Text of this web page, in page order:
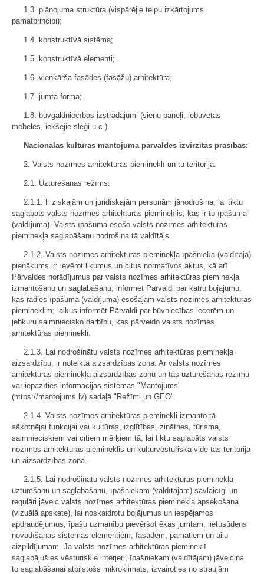
1.3. plānojuma struktūra (vispārējie telpu izkārtojums
pamatprincipi);
1.4. konstruktīvā sistēma;
1.5. konstruktīvā elementi;
1.6. vienkārša fasādes (fasāžu) arhitektūra;
1.7. jumta forma;
1.8. būvgaldniecības izstrādājumi (sienu paneļi, iebūvētās
mēbeles, iekšējie slēģi u.c.).
Nacionālās kultūras mantojuma pārvaldes izvirzītās prasības:
2. Valsts nozīmes arhitektūras piemineklī un tā teritorijā:
2.1. Uzturēšanas režīms:
2.1.1. Fiziskajām un juridiskajām personām jānodrošina, lai tiktu
saglabāts valsts nozīmes arhitektūras piemineklis, kas ir to īpašumā
(valdījumā). Valsts īpašumā esošo valsts nozīmes arhitektūras
pieminekļa saglabāšanu nodrošina tā valdītājs.
2.1.2. Valsts nozīmes arhitektūras pieminekļa īpašnieka (valdītāja)
pienākums ir: ievērot likumus un citus normatīvos aktus, kā arī
Pārvaldes norādījumus par valsts nozīmes arhitektūras pieminekļa
izmantošanu un saglabāšanu; informēt Pārvaldi par katru bojājumu,
kas radies īpašumā (valdījumā) esošajam valsts nozīmes arhitektūras
piemineklim; laikus informēt Pārvaldi par būvniecības iecerēm un
jebkuru saimniecisko darbību, kas pārveido valsts nozīmes
arhitektūras pieminekli.
2.1.3. Lai nodrošinātu valsts nozīmes arhitektūras pieminekļa
aizsardzību, ir noteikta aizsardzības zona. Ar valsts nozīmes
arhitektūras pieminekļa aizsardzības zonu un tās uzturēšanas režīmu
var iepazīties informācijas sistēmas "Mantojums"
(https://mantojums.lv) sadaļā "Režīmi un ĢEO".
2.1.4. Valsts nozīmes arhitektūras pieminekli izmanto tā
sākotnējai funkcijai vai kultūras, izglītības, zinātnes, tūrisma,
saimnieciskiem vai citiem mērķiem tā, lai tiktu saglabāts valsts
nozīmes arhitektūras piemineklis un kultūrvēsturiskā vide tās teritorijā
un aizsardzības zonā.
2.1.5. Lai nodrošinātu valsts nozīmes arhitektūras pieminekļa
uzturēšanu un saglabāšanu, īpašniekam (valdītajam) savlaicīgi un
regulāri jāveic valsts nozīmes arhitektūras pieminekļa apsekošana
(vizuālā apskate), lai noskaidrotu bojājumus un iespējamos
apdraudējumus, īpašu uzmanību pievēršot ēkas jumtam, lietusūdens
novadīšanas sistēmas elementiem, fasādēm, pamatiem un ailu
aizpildījumam. Ja valsts nozīmes arhitektūras piemineklī
saglabājušies vēsturiskie interjeri, īpašniekam (valdītājam) jāveicina
to saglabāšanai atbilstošs mikroklimats, izvairoties no straujām